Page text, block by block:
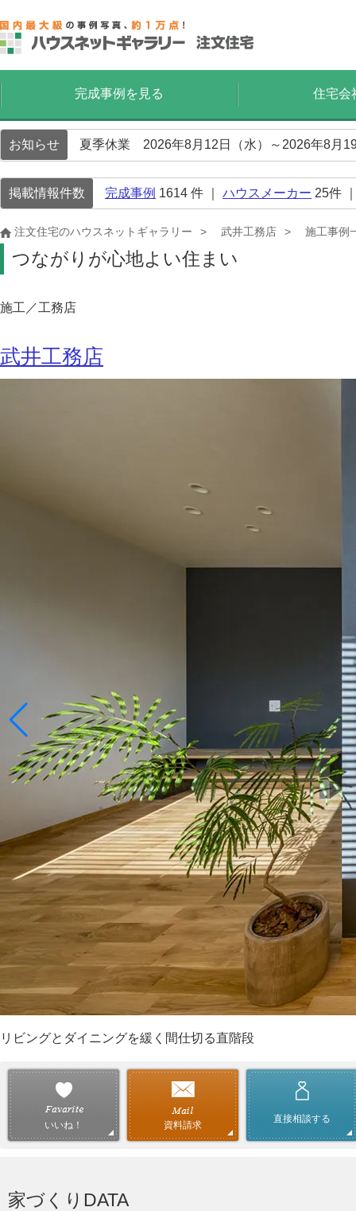
完成事例を見る 住宅会
お知らせ 夏季休業 2026年8月12日（水）～2026年8月
掲載情報件数 完成事例 1614 件 ｜ ハウスメーカー 25件
注文住宅のハウスネットギャラリー 武井工務店 施工事例
つながりが心地よい住まい
施工／工務店
武井工務店
リビングとダイニングを緩く間仕切る直階段
いいね！ 資料請求
直接相談する
家づくりDATA